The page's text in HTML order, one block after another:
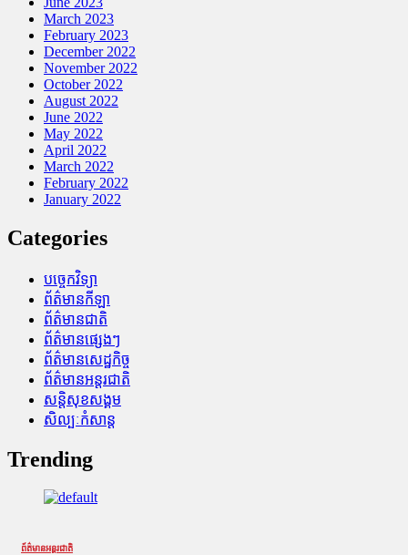
March 2023
February 2023
December 2022
November 2022
October 2022
August 2022
June 2022
May 2022
April 2022
March 2022
February 2022
January 2022
Categories
បច្ចេកវិទ្យា
ព័ត៌មានកីឡា
ព័ត៌មានជាតិ
ព័ត៌មានផ្សេងៗ
ព័ត៌មានសេដ្ឋកិច្ច
ព័ត៌មានអន្តរជាតិ
សន្តិសុខសង្គម
សិល្បៈកំសាន្ត
Trending
ព័ត៌មានអន្តរជាតិ